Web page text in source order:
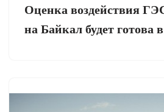
Оценка воздействия
на Байкал будет готова